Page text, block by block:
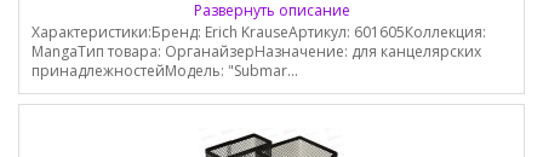
Развернуть описание
Характеристики:Бренд: Erich KrauseАртикул: 601605Коллекция:
MangaТип товара: ОрганайзерНазначение: для канцелярских
принадлежностейМодель: "Submar...